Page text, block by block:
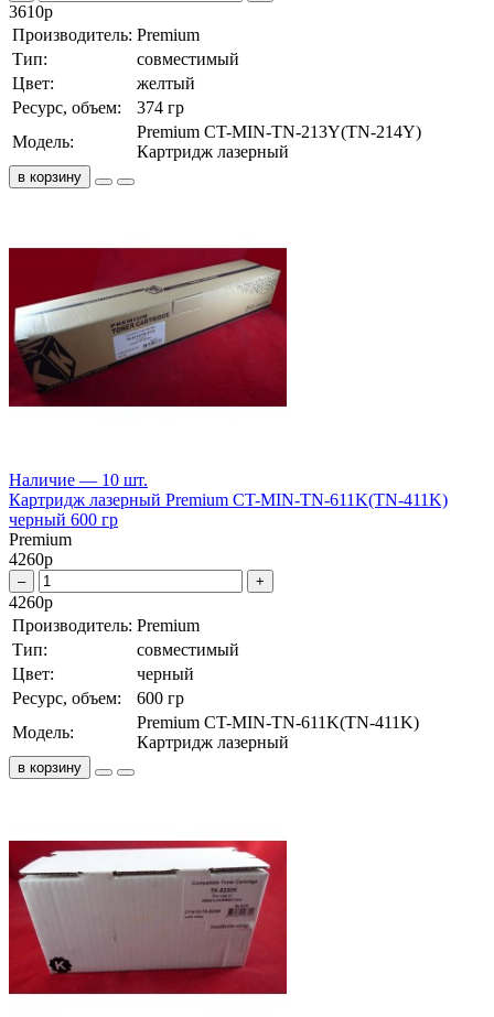
3610р
Производитель: Premium
Тип:
совместимый
Цвет:
желтый
Ресурс, объем:
374 гр
Модель:
Premium CT-MIN-TN-213Y(TN-214Y)
Картридж лазерный
в корзину
Наличие — 10 шт.
Картридж лазерный Premium CT-MIN-TN-611K(TN-411K)
черный 600 гр
Premium
4260р
– +
4260р
Производитель: Premium
Тип:
совместимый
Цвет:
черный
Ресурс, объем:
600 гр
Модель:
Premium CT-MIN-TN-611K(TN-411K)
Картридж лазерный
в корзину